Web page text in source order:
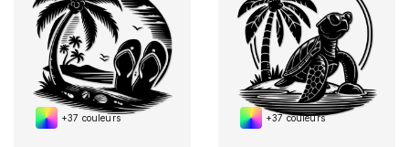
+37 couleurs +37 couleurs